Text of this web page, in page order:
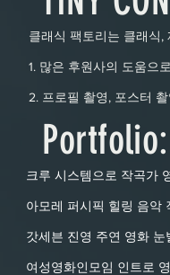
클래식 팩토리는 클래식,
1. 많은 후원사의 도움으
2. 프로필 촬영, 포스터
Portfolio:
크루 시스템으로 작곡가
아모레 퍼시픽 힐링 음악
갓세븐 진영 주연 영화
여성영화인모임 인트로